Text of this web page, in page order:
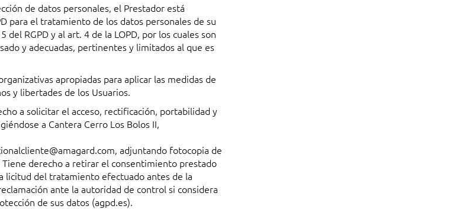
de datos personales, el Prestador está
para el tratamiento de los datos personales de su
RGPD y al art. 4 de la LOPD, por los cuales son
y adecuadas, pertinentes y limitados al que es
apropiadas para aplicar las medidas de
y libertades de los Usuarios.
a solicitar el acceso, rectificación, portabilidad y
a Cantera Cerro Los Bolos II,
, adjuntando fotocopia de
derecho a retirar el consentimiento prestado
licitud del tratamiento efectuado antes de la
ante la autoridad de control si considera
de sus datos (agpd.es).